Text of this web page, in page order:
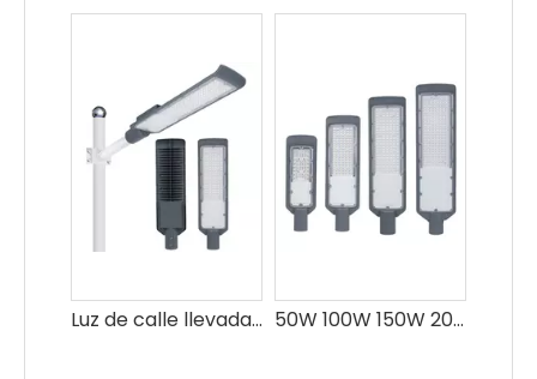
Jardín de carretera al aire libre que enciende la luz de calle llevada 100w impermeable IP66 El aluminio impermeable al aire libre ahorro de energía IP65 Smd llevó el alumbrado público